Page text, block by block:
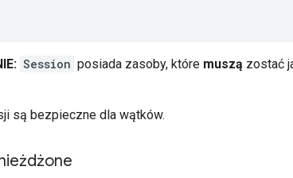
Session posiada zasoby, które muszą zostać
są bezpieczne dla wątków.